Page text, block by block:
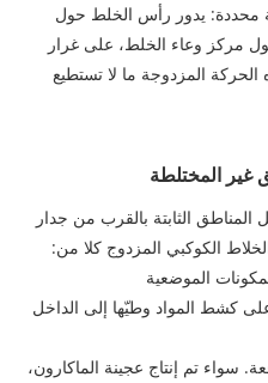
يدور رأس الخلط حول
مركز وعاء الخلط، على غرار
المزدوجة ما لا تستطيع
غير المختلطة
الثابتة بالقرب من جدار
الكوكبي المزدوج كلا من:
الموضعية
كشط المواد وطيّها إلى الداخل
سواء تم إنتاج عجينة الماكارون،